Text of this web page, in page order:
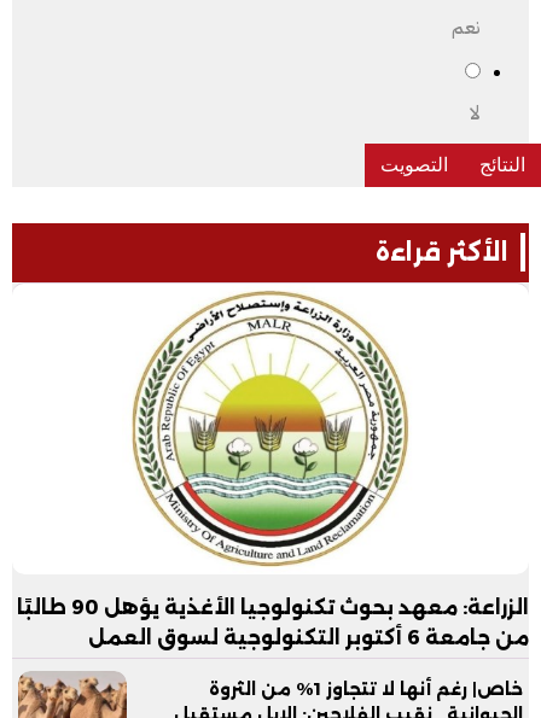
نعم
لا
الأكثر قراءة
الزراعة: معهد بحوث تكنولوجيا الأغذية يؤهل 90 طالبًا
من جامعة 6 أكتوبر التكنولوجية لسوق العمل
خاص| رغم أنها لا تتجاوز 1% من الثروة